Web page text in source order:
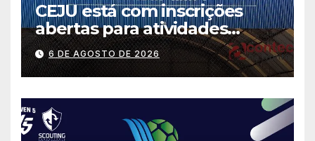
CEJU está com inscrições
abertas para atividades
gratuitas
6 DE AGOSTO DE 2026